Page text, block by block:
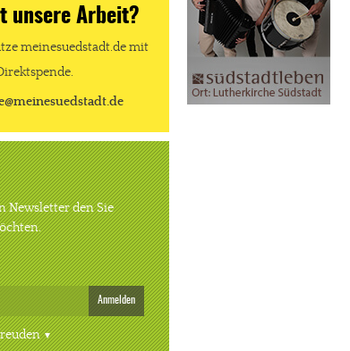
unsere Arbeit?
meinesuedstadt.de mit
Newsletter den Sie
Anmelden